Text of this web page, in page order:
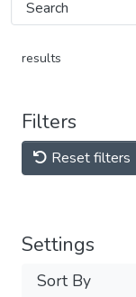
results
Filters
Reset filters
Settings
Sort By